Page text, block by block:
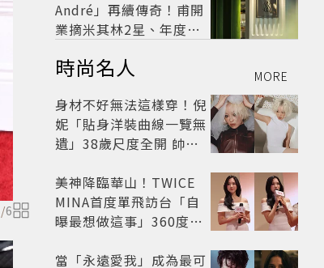
/6
André」再續傳奇！甫開
業摘米其林2星、年度開
時尚名人 MORE
身材不好無法這樣穿！倪
妮「貼身洋裝曲線一覽無
遺」38歲尺度全開 帥氣
美神降臨華山！TWICE
MINA首度單飛訪台「自
曝最想做這事」360度0
開
當「永遠愛我」成為最可